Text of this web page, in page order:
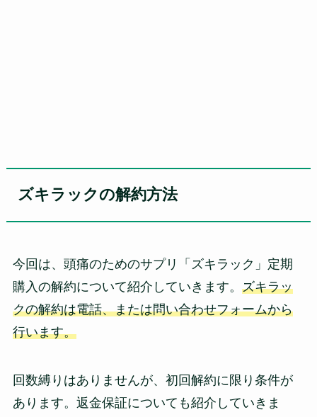
ズキラックの解約方法
今回は、頭痛のためのサプリ「ズキラック」定期
購入の解約について紹介していきます。 ズキラッ
クの解約は電話、または問い合わせフォームから
行います。
回数縛りはありませんが、初回解約に限り条件が
あります。返金保証についても紹介していきま